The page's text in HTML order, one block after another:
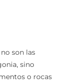
son las
sino
o rocas